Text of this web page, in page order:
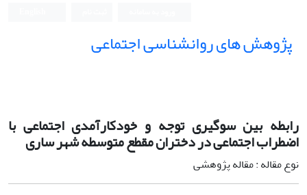
پژوهش های روانشناسی اجتماعی
رابطه بین سوگیری توجه و خودکارآمدی اجتماعی با
اضطراب اجتماعی در دختران مقطع متوسطه شهر ساری
نوع مقاله : مقاله پژوهشی